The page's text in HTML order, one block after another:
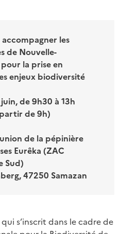
accompagner les
de Nouvelle-
la prise en
enjeux biodiversité
de 9h30 à 13h
de 9h)
de la pépinière
Eurêka (ZAC
Sud)
47250 Samazan
s’inscrit dans le cadre de